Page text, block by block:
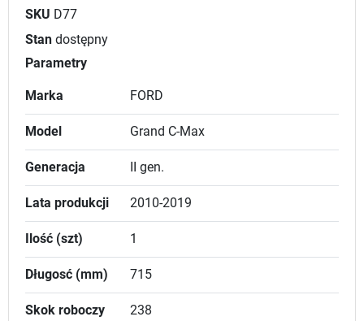
SKU D77
Stan dostępny
Parametry
Marka FORD
Model Grand C-Max
Generacja II gen.
Lata produkcji 2010-2019
Ilość (szt) 1
Długosć (mm) 715
Skok roboczy
238